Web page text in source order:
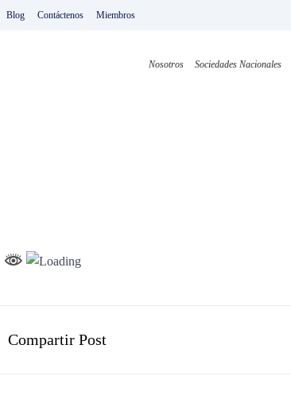
IrBlog Contáctenos Miembros
Nosotros Sociedades Nacionales
Compartir Post